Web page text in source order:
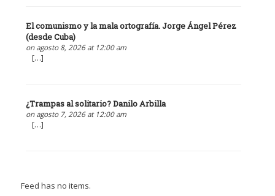
El comunismo y la mala ortografía. Jorge Ángel Pérez
(desde Cuba)
on agosto 8, 2026 at 12:00 am
[…]
¿Trampas al solitario? Danilo Arbilla
on agosto 7, 2026 at 12:00 am
[…]
Feed has no items.